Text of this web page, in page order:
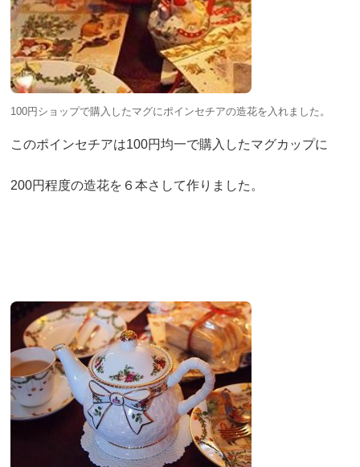
100円ショップで購入したマグにポインセチアの造花を入れました。
このポインセチアは100円均一で購入したマグカップに
200円程度の造花を６本さして作りました。